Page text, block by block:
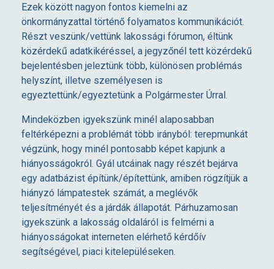
n
k
Ezek között nagyon fontos kiemelni az
önkormányzattal történő folyamatos kommunikációt.
Részt veszünk/vettünk lakossági fórumon, éltünk
közérdekű adatkikéréssel, a jegyzőnél tett közérdekű
bejelentésben jeleztünk több, különösen problémás
helyszínt, illetve személyesen is
egyeztettünk/egyeztetünk a Polgármester Úrral.
Mindeközben igyekszünk minél alaposabban
feltérképezni a problémát több irányból: terepmunkát
végzünk, hogy minél pontosabb képet kapjunk a
hiányosságokról. Gyál utcáinak nagy részét bejárva
egy adatbázist építünk/építettünk, amiben rögzítjük a
hiányzó lámpatestek számát, a meglévők
teljesítményét és a járdák állapotát. Párhuzamosan
igyekszünk a lakosság oldaláról is felmérni a
hiányosságokat interneten elérhető kérdőív
segítségével, piaci kitelepüléseken.